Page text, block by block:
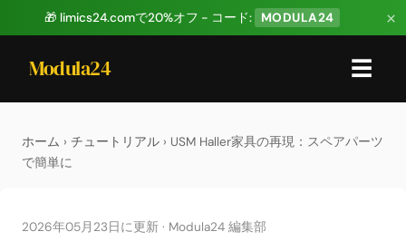
🎁 limics24.comで20%オフ - コード: MODULA24 ×
Modula24 ☰
ホーム › チュートリアル › USM Haller家具の再現：スペアパーツ
で簡単に
2026年05月23日に更新 · Modula24 編集部